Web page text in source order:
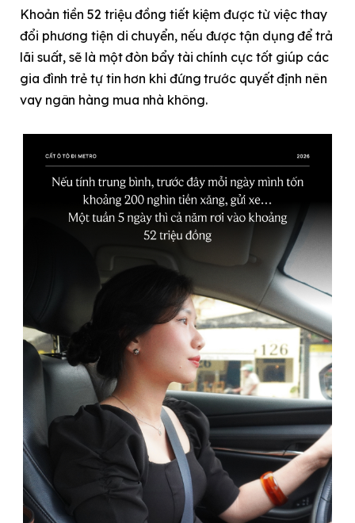
Khoản tiền 52 triệu đồng tiết kiệm được từ việc thay
đổi phương tiện di chuyển, nếu được tận dụng để trả
lãi suất, sẽ là một đòn bẩy tài chính cực tốt giúp các
gia đình trẻ tự tin hơn khi đứng trước quyết định nên
vay ngân hàng mua nhà không.